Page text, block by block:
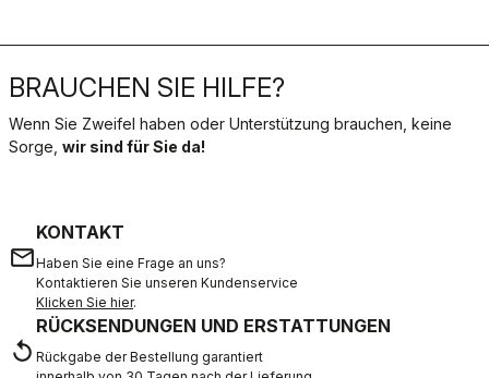
BRAUCHEN SIE HILFE?
Wenn Sie Zweifel haben oder Unterstützung brauchen, keine
Sorge, wir sind für Sie da!
email
KONTAKT
Haben Sie eine Frage an uns?
Kontaktieren Sie unseren Kundenservice
Klicken Sie hier.
replay
RÜCKSENDUNGEN UND ERSTATTUNGEN
Rückgabe der Bestellung garantiert